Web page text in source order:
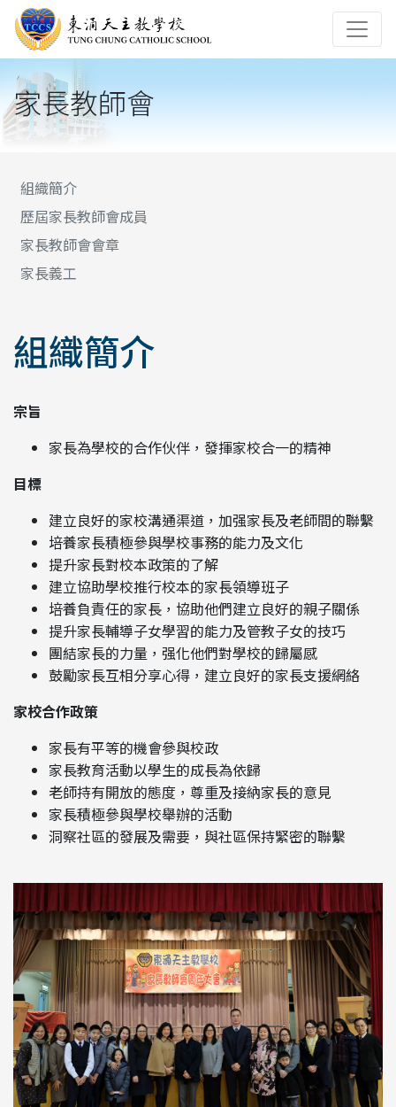
家長教師會
組織簡介
歷屆家長教師會成員
家長教師會會章
家長義工
組織簡介
宗旨
家長為學校的合作伙伴，發揮家校合一的精神
目標
建立良好的家校溝通渠道，加强家長及老師間的聯繫
培養家長積極參與學校事務的能力及文化
提升家長對校本政策的了解
建立協助學校推行校本的家長領導班子
培養負責任的家長，協助他們建立良好的親子關係
提升家長輔導子女學習的能力及管教子女的技巧
團結家長的力量，强化他們對學校的歸屬感
鼓勵家長互相分享心得，建立良好的家長支援網絡
家校合作政策
家長有平等的機會參與校政
家長教育活動以學生的成長為依歸
老師持有開放的態度，尊重及接納家長的意見
家長積極參與學校舉辦的活動
洞察社區的發展及需要，與社區保持緊密的聯繫